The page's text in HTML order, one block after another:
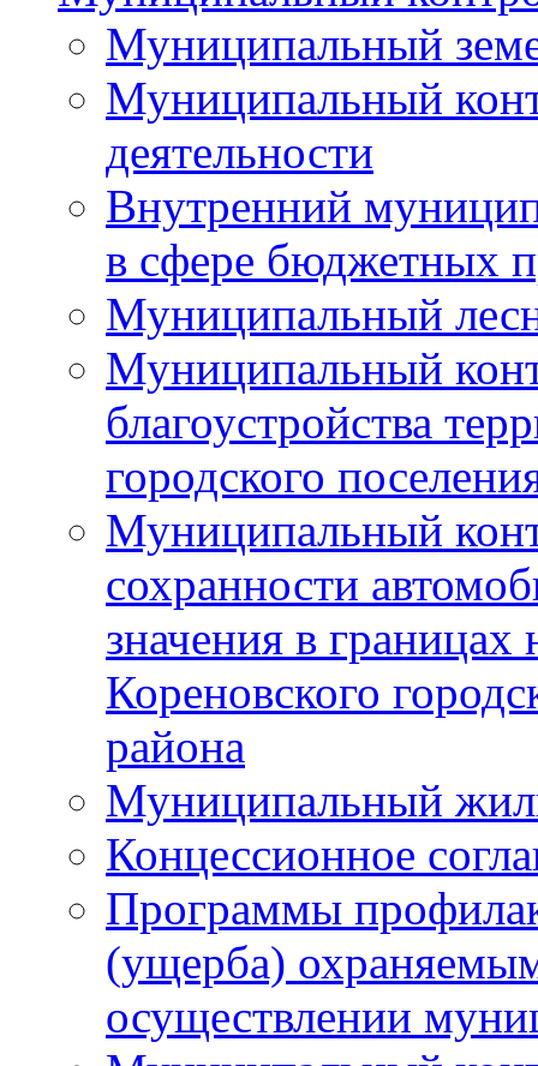
Муниципальный
Муниципальный
деятельности
Внутренний
в сфере бюджетных
Муниципальный
Муниципальный
благоустройства
городского
Муниципальный
сохранности
значения в
Кореновского
района
Муниципальный
Концессионное
Программы
(ущерба)
осуществлении